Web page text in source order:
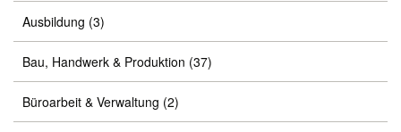
Ausbildung (3)
Bau, Handwerk & Produktion (37)
Büroarbeit & Verwaltung (2)